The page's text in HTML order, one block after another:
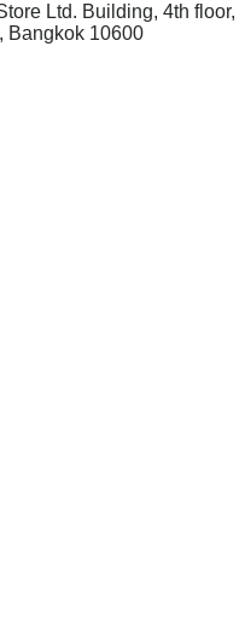
Ltd. Building, 4th floor,
Bangkok 10600